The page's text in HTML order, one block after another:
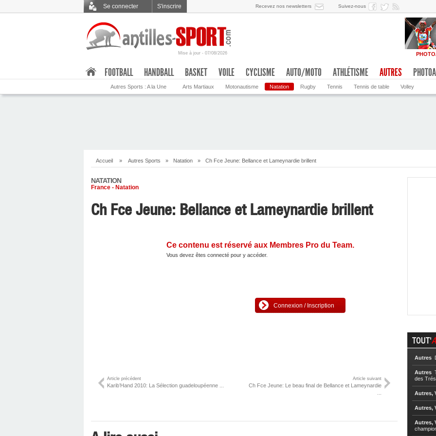
Se connecter S'inscrire Recevez nos newsletters Suivez-nous
Mise à jour - 07/08/2026
FOOTBALL HANDBALL BASKET VOILE CYCLISME AUTO/MOTO ATHLÉTISME AUTRES
Autres Sports : A la Une Arts Martiaux Motonautisme Natation Rugby Tennis Tennis de table Volley
Accueil » Autres Sports » Natation » Ch Fce Jeune: Bellance et Lameynardie brillent
NATATION
France - Natation
Ch Fce Jeune: Bellance et Lameynardie brillent
Ce contenu est réservé aux Membres Pro du Team.
Vous devez êtes connecté pour y accéder.
Connexion / Inscription
Article précédent
Karib’Hand 2010: La Sélection guadeloupéenne ...
Article suivant
Ch Fce Jeune: Le beau final de Bellance et Lameynardie
TOUT'
Autres
Autres
des
Autres,
Autres,
Autres,